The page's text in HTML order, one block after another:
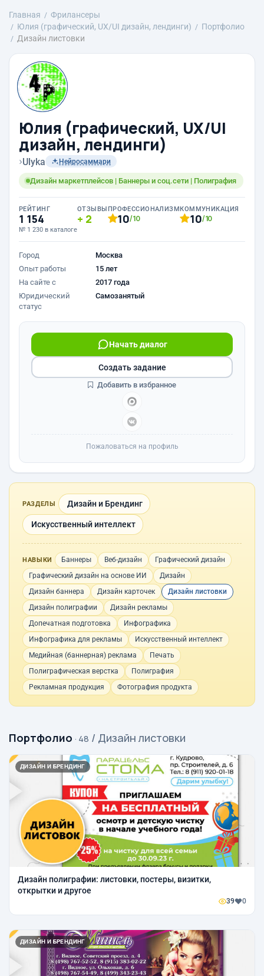
Главная
Фрилансеры
Юлия (графический, UX/UI дизайн, лендинги)
Портфолио
Дизайн листовки
Юлия (графический, UX/UI
дизайн, лендинги)
›Ulyka Нейросаммари
Дизайн маркетплейсов | Баннеры и соц.сети | Полиграфия
РЕЙТИНГ
1 154
№ 1 230 в каталоге
ОТЗЫВЫ
2
ПРОФЕССИОНАЛИЗМ
10/10
КОММУНИКАЦИЯ
10/10
Город
Москва
Опыт работы
15 лет
На сайте с
2017 года
Юридический
статус
Самозанятый
Начать диалог
Создать задание
Добавить в избранное
Пожаловаться на профиль
РАЗДЕЛЫ Дизайн и Брендинг
Искусственный интеллект
НАВЫКИ Баннеры Веб-дизайн
Графический дизайн
Графический дизайн на основе ИИ
Дизайн
Дизайн баннера
Дизайн карточек
Дизайн листовки
Дизайн полиграфии
Дизайн рекламы
Допечатная подготовка
Инфографика
Инфографика для рекламы
Искусственный интеллект
Медийная (баннерная) реклама
Печать
Полиграфическая верстка
Полиграфия
Рекламная продукция
Фотография продукта
Портфолио · 48 / Дизайн листовки
ДИЗАЙН И БРЕНДИНГ
Дизайн полиграфии: листовки, постеры, визитки,
открытки и другое
39 0
ДИЗАЙН И БРЕНДИНГ